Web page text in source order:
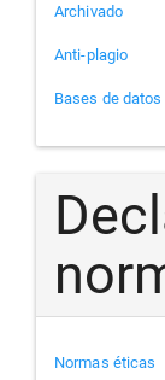
Archivado
Anti-plagio
Bases de datos
Normas éticas